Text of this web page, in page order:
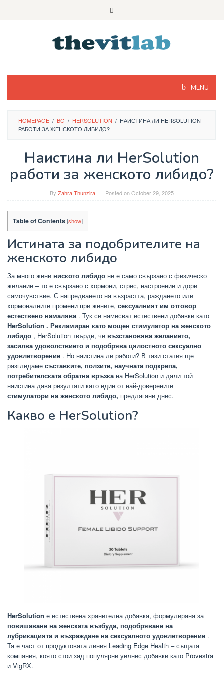
MENU
HOMEPAGE / BG / HERSOLUTION / НАИСТИНА ЛИ HERSOLUTION
РАБОТИ ЗА ЖЕНСКОТО ЛИБИДО?
Наистина ли HerSolution
работи за женското либидо?
By Zahra Thunzira Posted onOctober 29, 2025
Table of Contents[show]
Истината за подобрителите на
женското либидо
За много жени ниското либидо не е само свързано с физическо
желание – то е свързано с хормони, стрес, настроение и дори
самочувствие. С напредването на възрастта, раждането или
хормоналните промени при жените, сексуалният им отговор
естествено намалява. Тук се намесват естествени добавки като
HerSolution . Рекламиран като мощен стимулатор на женското
либидо , HerSolution твърди, че възстановява желанието,
засилва удоволствието и подобрява цялостното сексуално
удовлетворение . Но наистина ли работи? В тази статия ще
разгледаме съставките, ползите, научната подкрепа,
потребителската обратна връзкана HerSolution и дали той
наистина дава резултати като един от най-доверените
стимулатори на женското либидо, предлагани днес.
Какво е HerSolution?
HerSolution е естествена хранителна добавка, формулирана за
повишаване на женската възбуда, подобряване на
лубрикацията и възраждане на сексуалното удовлетворение .
Тя е част от продуктовата линия Leading Edge Health – същата
компания, която стои зад популярни уелнес добавки като Provestra
и VigRX.